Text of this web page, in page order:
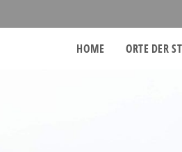
HOME ORTE DER